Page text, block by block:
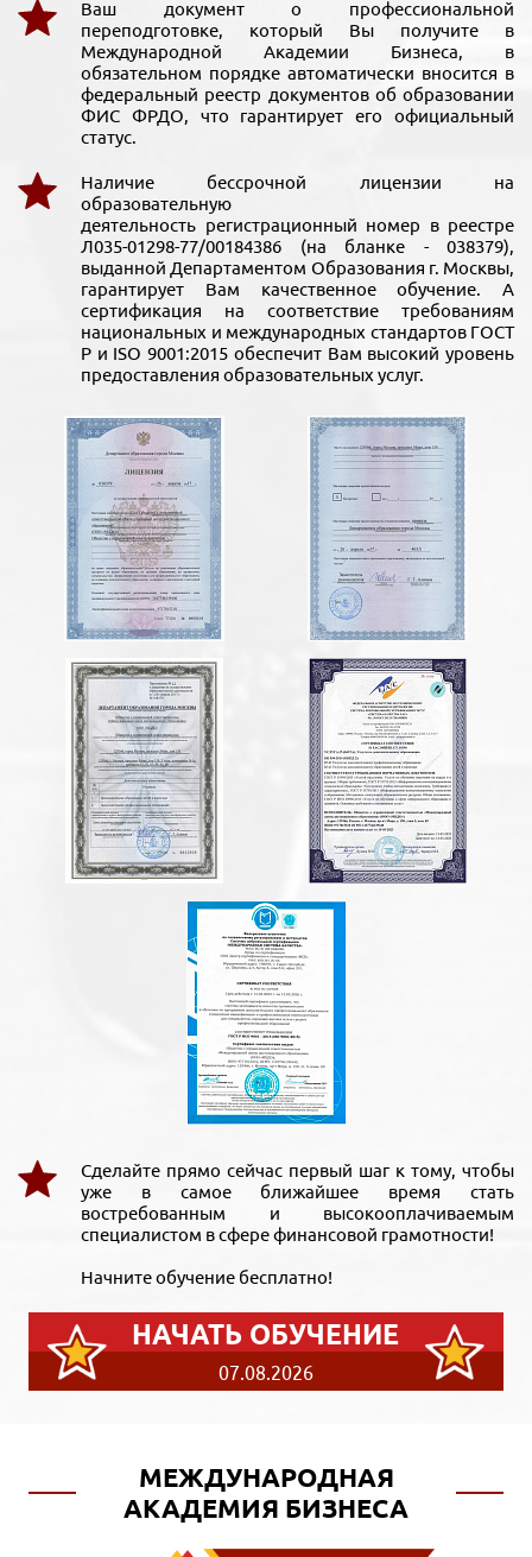
Ваш документ о профессиональной
переподготовке, который Вы получите в
Международной Академии Бизнеса, в
обязательном порядке автоматически вносится в
федеральный реестр документов об образовании
ФИС ФРДО, что гарантирует его официальный
статус.
Наличие бессрочной лицензии на
образовательную
деятельность регистрационный номер в реестре
Л035-01298-77/00184386 (на бланке - 038379),
выданной Департаментом Образования г. Москвы,
гарантирует Вам качественное обучение. А
сертификация на соответствие требованиям
национальных и международных стандартов ГОСТ
Р и ISO 9001:2015 обеспечит Вам высокий уровень
предоставления образовательных услуг.
Сделайте прямо сейчас первый шаг к тому, чтобы
уже в самое ближайшее время стать
востребованным и высокооплачиваемым
специалистом в сфере финансовой грамотности!
Начните обучение бесплатно!
НАЧАТЬ ОБУЧЕНИЕ
07.08.2026
МЕЖДУНАРОДНАЯ
АКАДЕМИЯ БИЗНЕСА